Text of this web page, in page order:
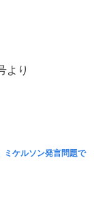
より
ミケルソン発言問題で